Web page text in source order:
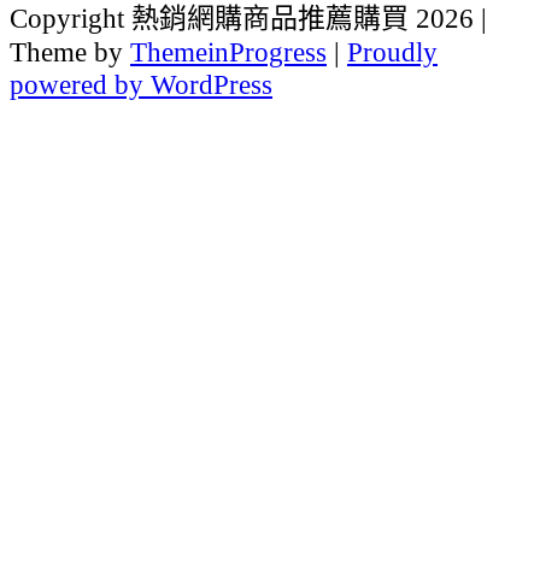
Copyright 熱銷網購商品推薦購買 2026 |
Theme by ThemeinProgress | Proudly
powered by WordPress